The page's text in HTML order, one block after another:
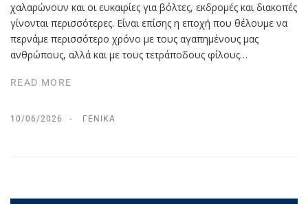
χαλαρώνουν και οι ευκαιρίες για βόλτες, εκδρομές και διακοπές
γίνονται περισσότερες. Είναι επίσης η εποχή που θέλουμε να
περνάμε περισσότερο χρόνο με τους αγαπημένους μας
ανθρώπους, αλλά και με τους τετράποδους φίλους…
READ MORE
10/06/2026 ΓΕΝΙΚΆ